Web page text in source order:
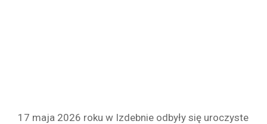
17 maja 2026 roku w Izdebnie odbyły się uroczyste